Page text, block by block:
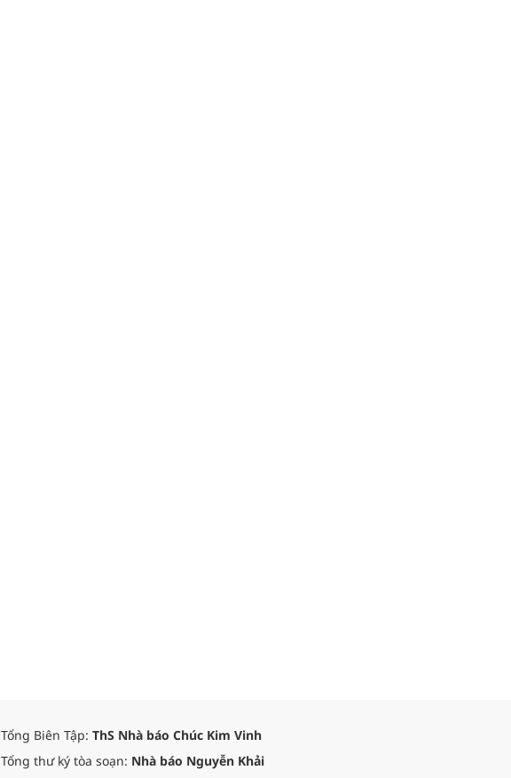
Tổng Biên Tập: ThS Nhà báo Chúc Kim Vinh
Tổng thư ký tòa soạn: Nhà báo Nguyễn Khải